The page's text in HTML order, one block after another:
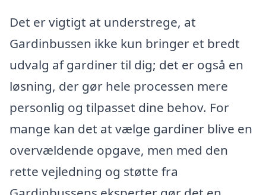
Det er vigtigt at understrege, at
Gardinbussen ikke kun bringer et bredt
udvalg af gardiner til dig; det er også en
løsning, der gør hele processen mere
personlig og tilpasset dine behov. For
mange kan det at vælge gardiner blive en
overvældende opgave, men med den
rette vejledning og støtte fra